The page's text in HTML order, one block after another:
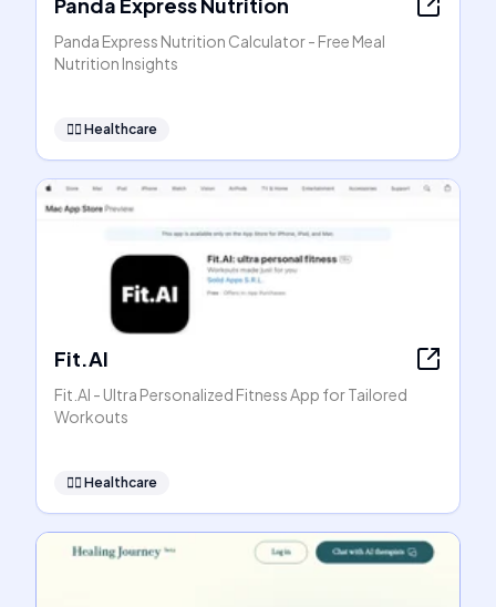
Panda Express Nutrition Calculator - Free Meal
Nutrition Insights
👩‍⚕️ Healthcare
Fit.AI
Fit.AI - Ultra Personalized Fitness App for Tailored
Workouts
👩‍⚕️ Healthcare